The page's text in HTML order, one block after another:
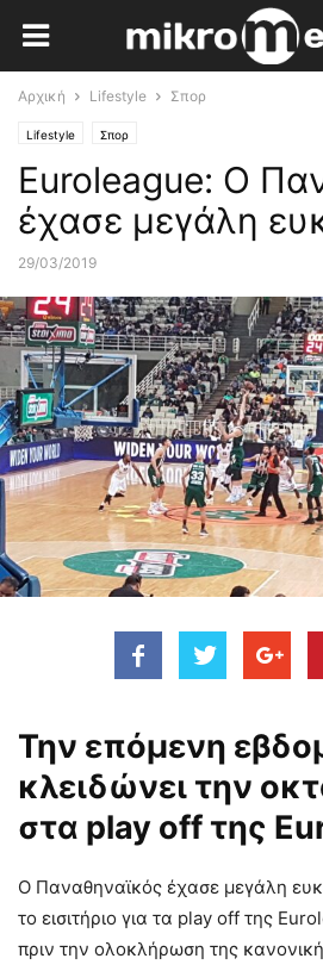
Αρχική Lifestyle Σπορ
Lifestyle Σπορ
Euroleague: Ο
έχασε μεγάλη
29/03/2019
Την επόμενη
κλειδώνει την
στα play off της
O Παναθηναϊκός έχασε μεγάλη
το εισιτήριο για τα play off της
πριν την ολοκλήρωση της